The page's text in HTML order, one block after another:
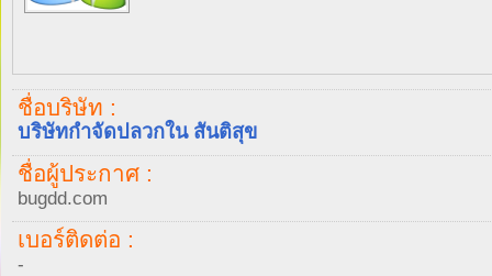
ชื่อบริษัท :
บริษัทกำจัดปลวกใน สันติสุข
ชื่อผู้ประกาศ :
bugdd.com
เบอร์ติดต่อ :
-